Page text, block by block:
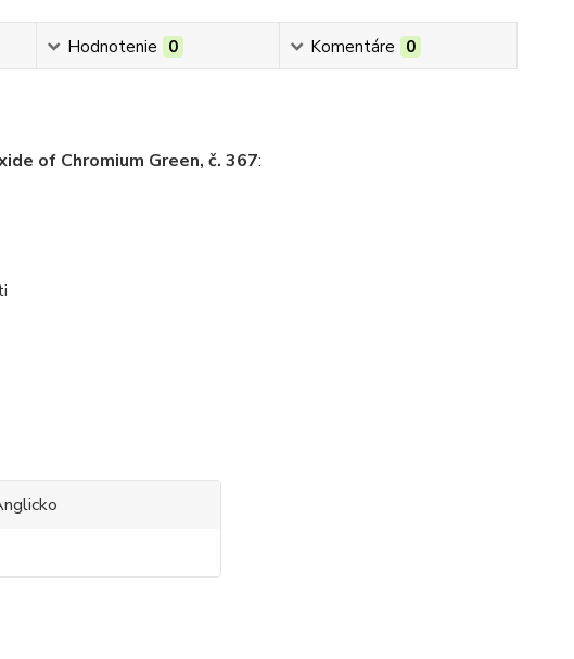
Hodnotenie 0 Komentáre 0
of Chromium Green, č. 367: